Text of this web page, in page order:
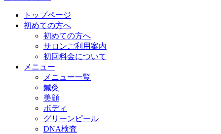
トップページ
初めての方へ
初めての方へ
サロンご利用案内
初回料金について
メニュー
メニュー一覧
鍼灸
美顔
ボディ
グリーンピール
DNA検査